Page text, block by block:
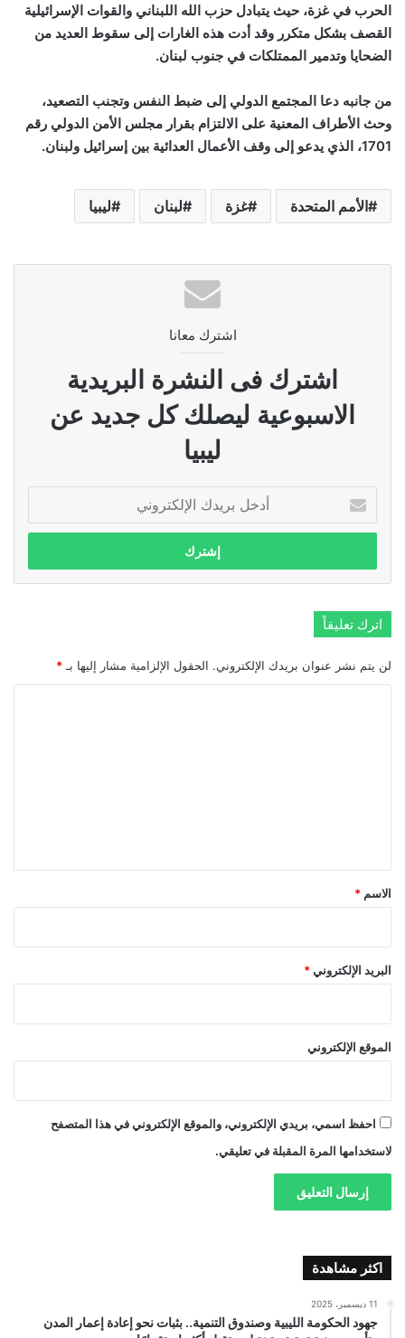
الحرب في غزة، حيث يتبادل حزب الله اللبناني والقوات الإسرائيلية
القصف بشكل متكرر وقد أدت هذه الغارات إلى سقوط العديد من
الضحايا وتدمير الممتلكات في جنوب لبنان.
من جانبه دعا المجتمع الدولي إلى ضبط النفس وتجنب التصعيد،
وحث الأطراف المعنية على الالتزام بقرار مجلس الأمن الدولي رقم
1701، الذي يدعو إلى وقف الأعمال العدائية بين إسرائيل ولبنان.
الأمم المتحدة غزة لبنان ليبيا
اشترك معانا
اشترك فى النشرة البريدية
الاسبوعية ليصلك كل جديد عن
ليبيا
بريدك
الإلكتروني
اترك تعليقاً
لن يتم نشر عنوان بريدك الإلكتروني. الحقول الإلزامية مشار إليها بـ *
*
الاسم *
البريد الإلكتروني *
الموقع الإلكتروني
احفظ اسمي، بريدي الإلكتروني، والموقع الإلكتروني في هذا المتصفح
لاستخدامها المرة المقبلة في تعليقي.
اكثر مشاهدة
11 ديسمبر، 2025
جهود الحكومة الليبية وصندوق التنمية.. بثبات نحو إعادة إعمار المدن